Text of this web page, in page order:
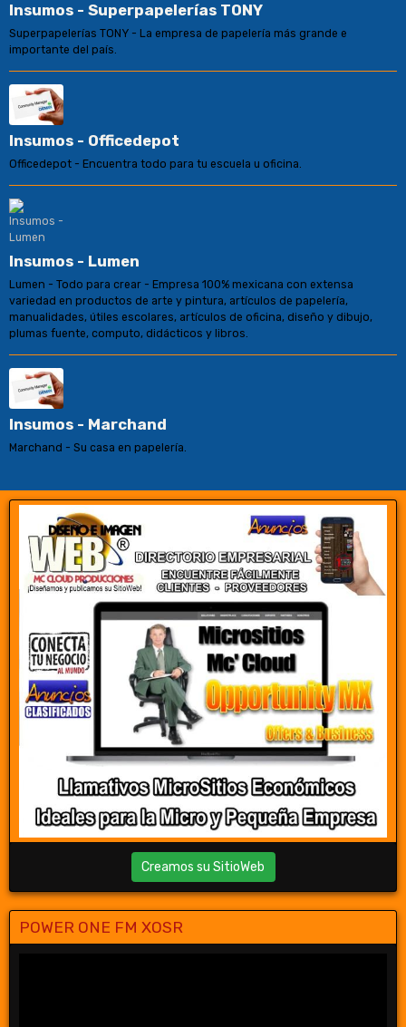
Insumos - Superpapelerías TONY
Superpapelerías TONY - La empresa de papelería más grande e
importante del país.
Insumos - Officedepot
Officedepot - Encuentra todo para tu escuela u oficina.
Insumos - Lumen
Lumen - Todo para crear - Empresa 100% mexicana con extensa
variedad en productos de arte y pintura, artículos de papelería,
manualidades, útiles escolares, artículos de oficina, diseño y dibujo,
plumas fuente, computo, didácticos y libros.
Insumos - Marchand
Marchand - Su casa en papelería.
Creamos su SitioWeb
POWER ONE FM XOSR